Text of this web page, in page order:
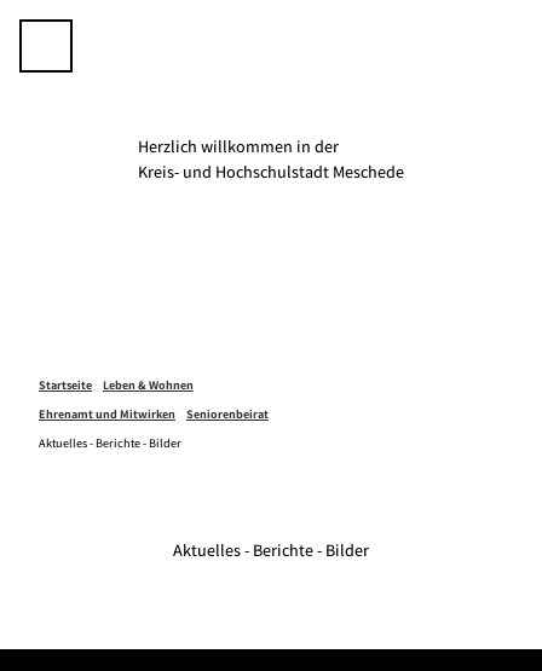
Herzlich willkommen in der
K­­­­reis- und Hochschulstadt Meschede
Startseite
Leben & Wohnen
Ehrenamt und Mitwirken
Seniorenbeirat
Aktuelles - Berichte - Bilder
Aktuelles - Berichte - Bilder